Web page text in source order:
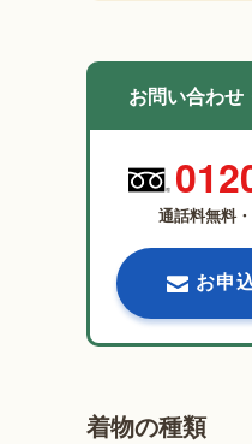
お問い合わせ
通話料無料
お申
着物の種類